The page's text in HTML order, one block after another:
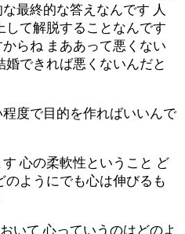
最終的な答えなんです 人
して解脱することなんです
らね まああって悪くない
婚できれば悪くないんだと
度で目的を作ればいいんで
心の柔軟性ということ ど
のようにでも心は伸びるも
いて 心っていうのはどのよ